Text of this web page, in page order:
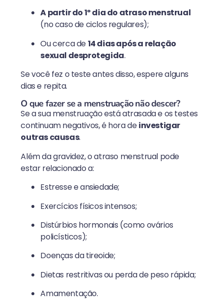
A partir do 1º dia do atraso menstrual
(no caso de ciclos regulares);
Ou cerca de14 dias após a relação
sexual desprotegida.
Se você fez o teste antes disso, espere alguns
dias e repita.
O que fazer se a menstruação não descer?
Se a sua menstruação está atrasada e os testes
continuam negativos, é hora deinvestigar
outras causas.
Além da gravidez, o atraso menstrual pode
estar relacionado a:
Estresse e ansiedade;
Exercícios físicos intensos;
Distúrbios hormonais (como ovários
policísticos);
Doenças da tireoide;
Dietas restritivas ou perda de peso rápida;
Amamentação.